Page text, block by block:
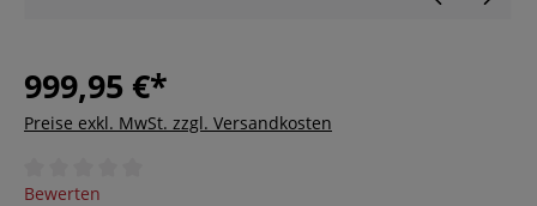
999,95 €*
Preise exkl. MwSt. zzgl. Versandkosten
Durchschnittliche Bewertung von 0 von 5 Sternen
Bewerten